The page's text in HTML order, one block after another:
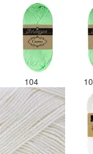
104